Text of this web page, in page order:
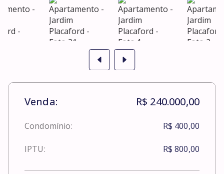
Venda: R$ 240.000,00
Condomínio: R$ 400,00
IPTU: R$ 800,00